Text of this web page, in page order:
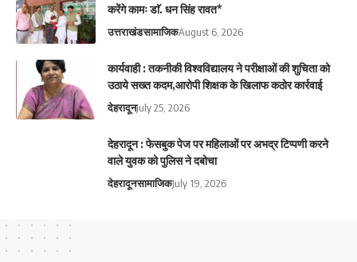
करेंगे कामः डाॅ. धन सिंह रावत*
उत्तराखंडसामाजिकAugust 6, 2026
कार्यवाही : तकनीकी विश्वविद्यालय ने परीक्षाओं की शुचिता को
उठाये सख्त कदम,आरोपी शिक्षक के खिलाफ कठोर कार्रवाई
देहरादूनJuly 25, 2026
देहरादून : फेसबुक पेज पर महिलाओं पर अभद्र टिप्पणी करने
वाले युवक को पुलिस ने दबोचा
देहरादूनसामाजिकJuly 19, 2026